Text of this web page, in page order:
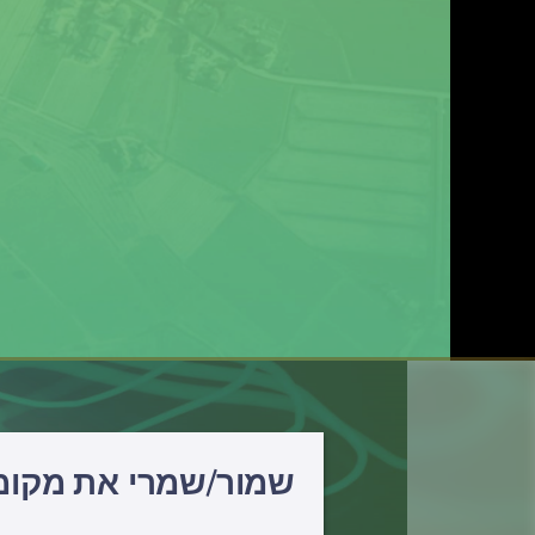
שמור/שמרי את